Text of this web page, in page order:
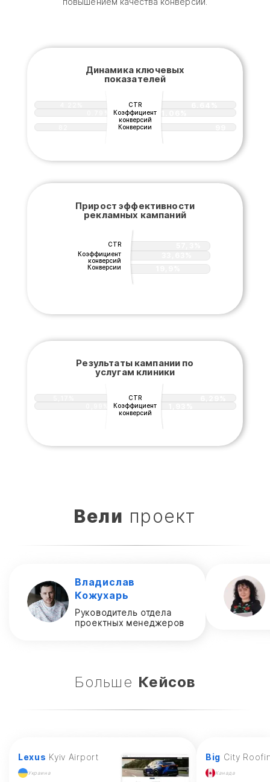
Динамика ключевых
показателей
CTR
Коэффициент
конверсий
Конверсии
Прирост эффективности
рекламных кампаний
CTR
Коэффициент
конверсий
Конверсии
Результаты кампании по
услугам клиники
CTR
Коэффициент
конверсий
Вели проект
Владислав
Кожухарь
Руководитель отдела
проектных менеджеров
Больше Кейсов
Lexus Kyiv Airport
Украина
Big City
Канада